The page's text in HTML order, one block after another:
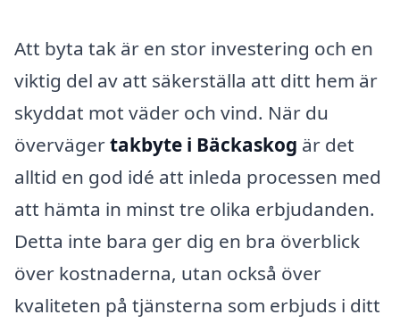
Att byta tak är en stor investering och en
viktig del av att säkerställa att ditt hem är
skyddat mot väder och vind. När du
övervägertakbyte i Bäckaskog är det
alltid en god idé att inleda processen med
att hämta in minst tre olika erbjudanden.
Detta inte bara ger dig en bra överblick
över kostnaderna, utan också över
kvaliteten på tjänsterna som erbjuds i ditt